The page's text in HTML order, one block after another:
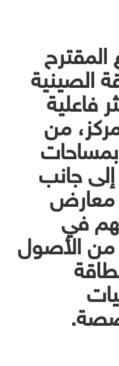
الصينية
فاعلية
من
بمساحات
جانب
معارض
في
من الأصول